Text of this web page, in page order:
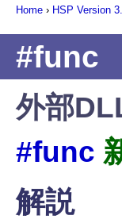
Home › HSP Version
#func
外部
#func
解説